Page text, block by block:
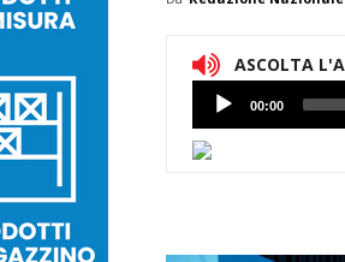
ASCOLTA
Lettore
Audio
00:00